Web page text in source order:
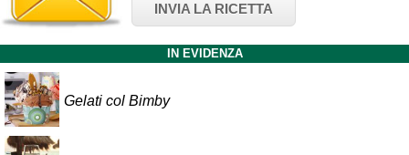
INVIA LA RICETTA
IN EVIDENZA
Gelati col Bimby